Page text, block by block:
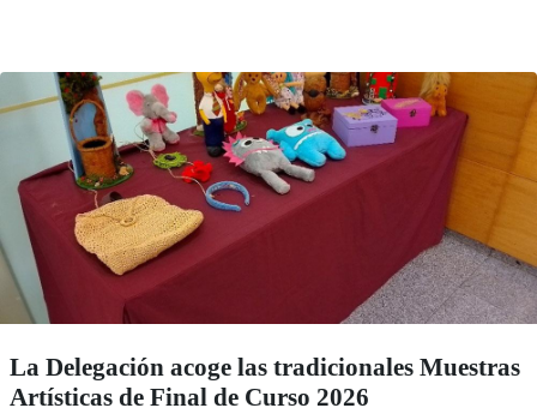
La Delegación acoge las tradicionales Muestras
Artísticas de Final de Curso 2026